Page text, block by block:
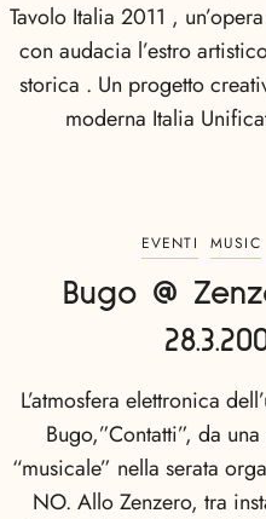
Tavolo Italia 2011 ,
con audacia l’estro
storica . Un progetto
moderna Italia
EVENTI MUSIC
Bugo @
L’atmosfera elettronica
Bugo,”Contatti”, da
“musicale” nella serata
NO. Allo Zenzero, tra